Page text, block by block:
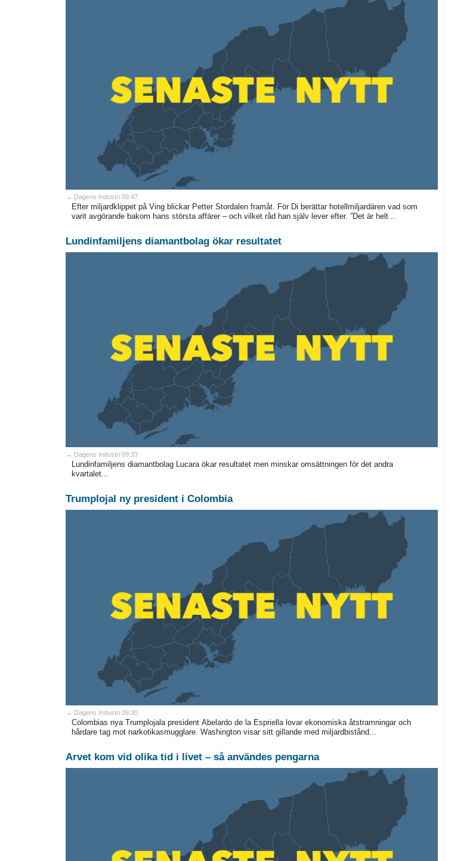
→ Dagens Industri 09:47
Efter miljardklippet på Ving blickar Petter Stordalen framåt. För Di berättar hotellmiljardären vad som
varit avgörande bakom hans största affärer – och vilket råd han själv lever efter. ”Det är helt ..
Lundinfamiljens diamantbolag ökar resultatet
→ Dagens Industri 09:33
Lundinfamiljens diamantbolag Lucara ökar resultatet men minskar omsättningen för det andra
kvartalet...
Trumplojal ny president i Colombia
→ Dagens Industri 09:30
Colombias nya Trumplojala president Abelardo de la Espriella lovar ekonomiska åtstramningar och
hårdare tag mot narkotikasmugglare. Washington visar sitt gillande med miljardbistånd...
Arvet kom vid olika tid i livet – så användes pengarna